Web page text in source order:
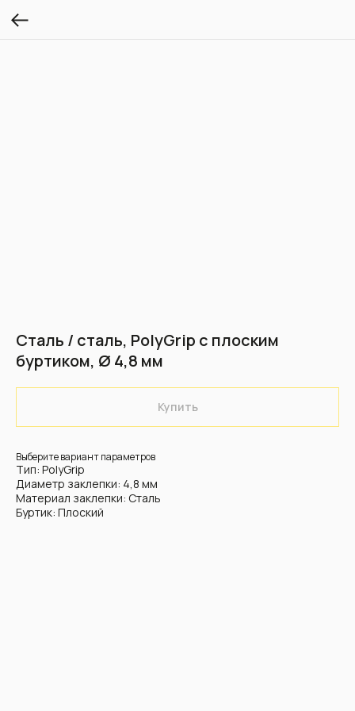
Сталь / сталь, PolyGrip с плоским
буртиком, Ø 4,8 мм
Купить
Выберите вариант параметров
Тип: PolyGrip
Диаметр заклепки: 4,8 мм
Материал заклепки: Сталь
Буртик: Плоский